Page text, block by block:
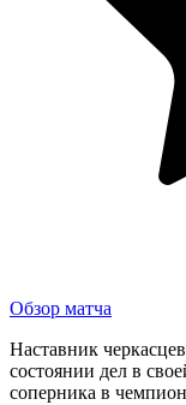
Обзор матча
Наставник
состоянии дел в
соперника в